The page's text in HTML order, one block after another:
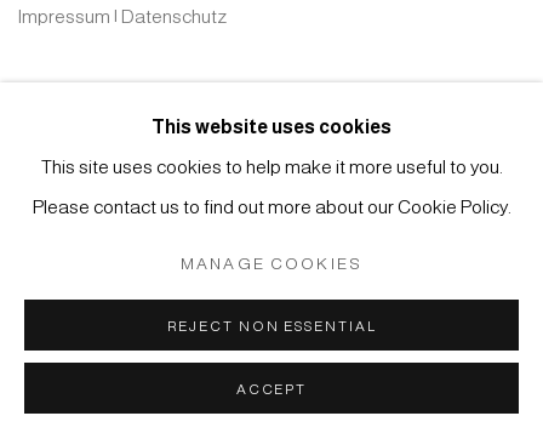
Impressum | Datenschutz
Manage cookies
This website uses cookies
This site uses cookies to help make it more useful to you.
Please contact us to find out more about our Cookie Policy.
MANAGE COOKIES
REJECT NON ESSENTIAL
ACCEPT